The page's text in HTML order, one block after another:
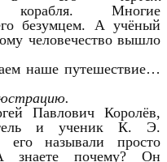
корабля. Многие
безумцем. А учёный
человечество вышло
наше путешествие…
Павлович Королёв,
и ученик К. Э.
его называли просто
знаете почему? Он